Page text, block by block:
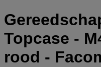
Topcase -
rood -